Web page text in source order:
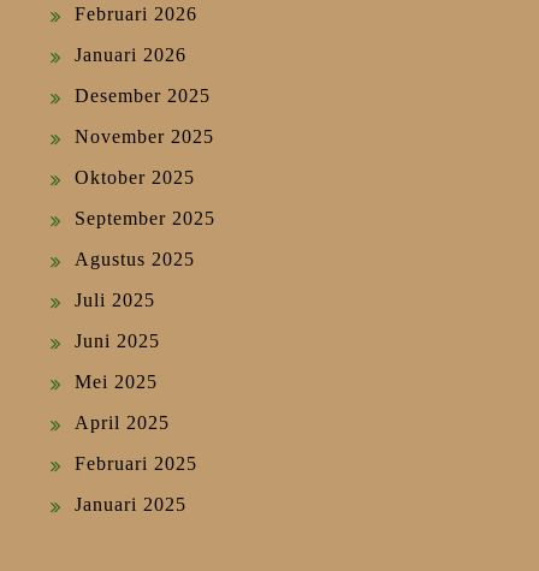
Februari 2026
Januari 2026
Desember 2025
November 2025
Oktober 2025
September 2025
Agustus 2025
Juli 2025
Juni 2025
Mei 2025
April 2025
Februari 2025
Januari 2025